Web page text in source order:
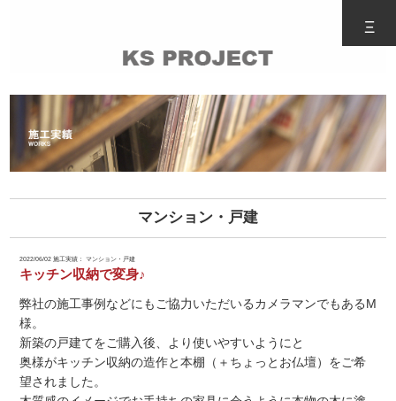
Ξ
マンション・戸建
2022/06/02施工実績： マンション・戸建
キッチン収納で変身♪
弊社の施工事例などにもご協力いただいるカメラマンでもあるM
様。
新築の戸建てをご購入後、より使いやすいようにと
奥様がキッチン収納の造作と本棚（＋ちょっとお仏壇）をご希
望されました。